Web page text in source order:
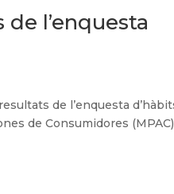
l’enquesta
de l’enquesta
de Consumidores